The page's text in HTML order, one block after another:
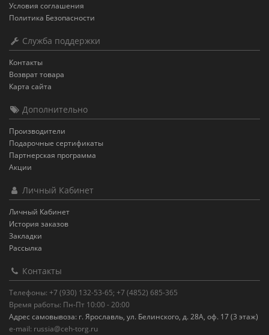
Условия соглашения
Политика Безопасности
Служба поддержки
Контакты
Возврат товара
Карта сайта
Дополнительно
Производители
Подарочные сертификаты
Партнерская программа
Акции
Личный Кабинет
Личный Кабинет
История заказов
Закладки
Рассылка
Контакты
Телефоны: +7 (930) 132-53-65; +7 (4852) 685-365
Время работы: Пн-Пт 10:00 - 20:00
Адрес самовывоза: г. Ярославль, ул. Белинского, д. 28А, оф. 17 (3 этаж)
e-mail: russia@ceh-torg.ru